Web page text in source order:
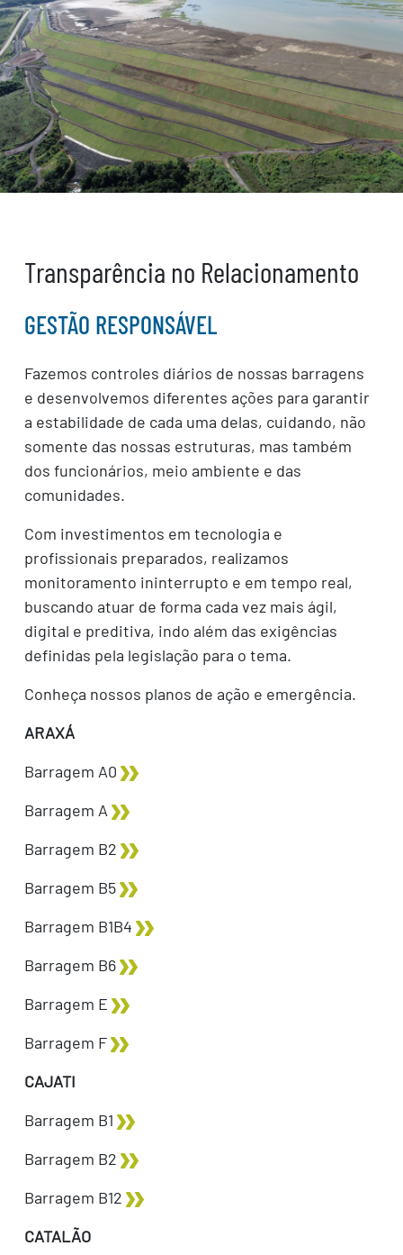
Transparência no Relacionamento
GESTÃO RESPONSÁVEL
Fazemos controles diários de nossas barragens
e desenvolvemos diferentes ações para garantir
a estabilidade de cada uma delas, cuidando, não
somente das nossas estruturas, mas também
dos funcionários, meio ambiente e das
comunidades.
Com investimentos em tecnologia e
profissionais preparados, realizamos
monitoramento ininterrupto e em tempo real,
buscando atuar de forma cada vez mais ágil,
digital e preditiva, indo além das exigências
definidas pela legislação para o tema.
Conheça nossos planos de ação e emergência.
ARAXÁ
Barragem A0
Barragem A
Barragem B2
Barragem B5
Barragem B1B4
Barragem B6
Barragem E
Barragem F
CAJATI
Barragem B1
Barragem B2
Barragem B12
CATALÃO